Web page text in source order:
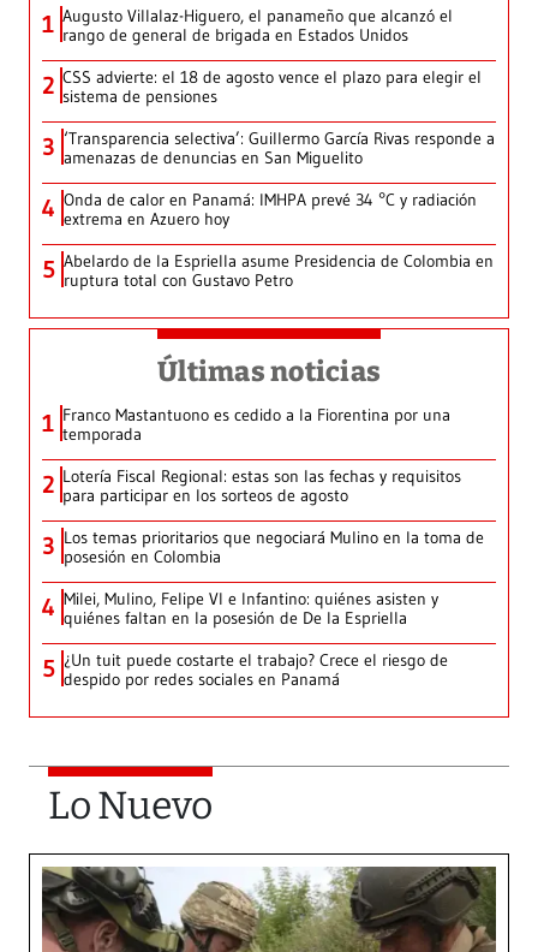
1 Augusto Villalaz-Higuero, el panameño que alcanzó el
rango de general de brigada en Estados Unidos
2 CSS advierte: el 18 de agosto vence el plazo para elegir el
sistema de pensiones
3 ‘Transparencia selectiva’: Guillermo García Rivas responde a
amenazas de denuncias en San Miguelito
4 Onda de calor en Panamá: IMHPA prevé 34 °C y radiación
extrema en Azuero hoy
5 Abelardo de la Espriella asume Presidencia de Colombia en
ruptura total con Gustavo Petro
Últimas noticias
1 Franco Mastantuono es cedido a la Fiorentina por una
temporada
2 Lotería Fiscal Regional: estas son las fechas y requisitos
para participar en los sorteos de agosto
3 Los temas prioritarios que negociará Mulino en la toma de
posesión en Colombia
4 Milei, Mulino, Felipe VI e Infantino: quiénes asisten y
quiénes faltan en la posesión de De la Espriella
5 ¿Un tuit puede costarte el trabajo? Crece el riesgo de
despido por redes sociales en Panamá
Lo Nuevo